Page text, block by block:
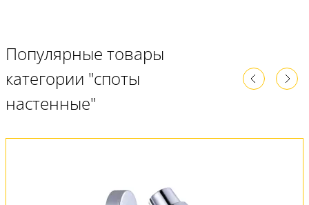
Популярные товары
категории "споты
настенные"